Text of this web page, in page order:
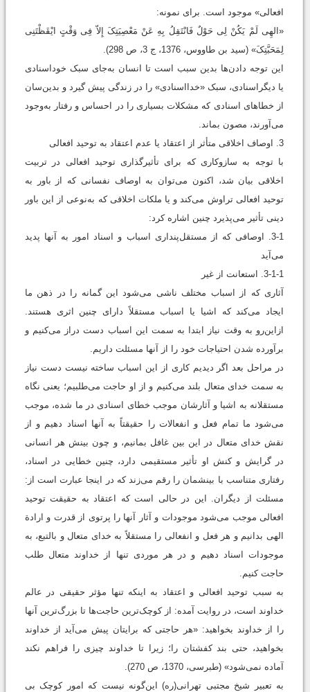
افعالی» موجود است. برای نمونه:
«الهِی لَمْ یَکُنْ لِی حَوْلٌ فَانْتَقِلُ بِهِ عَنْ مَعْصِیَتِکَ إِلاّ فِی وَقْتٍ ایْقَظْتَنِی
لِمَحَبَّتِکَ» (سید بن طاووس، 1376، ج 3، ص 298).
این توجه دادن‌ها بدین سبب است تا انسان به‌جای سبک خوداسنادی
یا دیگراسنادی، سبک «خدااسنادی» را در زندگی پیش گیرد و بدین‌سان
از خطاهای اسنادی که مشکلات بسیاری را در احساس و رفتار به‌وجود
می‌آورند، مصون بماند.
3. اوصاف اخلاقی متأثر از اعتقاد يا عدم اعتقاد به توحيد افعالی
با توجه به سازوکاری که برای تأثیرگذاری توحید افعالی در تربیت
اخلاقی بیان شد، اکنون می‌توان به اوصاف نفسانی که از باور به
توحید افعالی تراوش می‌کند و یا ملکات اخلاقی که به‌نوعی از این باور
دینی تأثیر می‌پذیرد چنین اشاره کرد:
3-1. اوصافی که از مستقل‌پنداری اسباب و اسناد امور به آنها پدید
می‌آید
3-1-1. استعانت از غیر
آثاری که از اسباب مختلف ناشی می‌شود این گمانه را در ذهن ما
ایجاد می‌کند که اشیا یا اسباب مستقلاً دارای چنین اثری هستند.
ازاین‌رو به وقت نیاز ابتدا به سمت این اسباب دست دراز می‌کنیم و
برآورده شدن احتیاجات خود را از آنها مسئلت داریم.
در مراحل بعد اگر دیدیم کاری از این اسباب ساخته نیست دست نیاز
به سمت خدای متعال بلند می‌کنیم و از او حاجت می‌طلبیم؛ یعنی نگاه
مستقلانه به اشیا و آثارشان موجب خطای اسنادی در ما شده، موجب
می‌شود ما تمام فعل و انفعالات را حقیقتاً به آنها اسناد دهیم و از
نقش خدای متعال در این بین غافل بمانیم، و چون بینش هر انسانی
در گرایش و کنش او تأثیر مستقیمی دارد، چنین خطایی در اسناد،
رفتاری متناسب با بینشمان را رقم می‌زند که در اینجا عبارت است از:
مسئلت از دیگران. این در حالی است ‌که اعتقاد به حقیقت توحید
افعالی موجب می‌شود موجودات و آثار آنها را پرتوی از قدرت و ارادة
الهی بدانیم و هر فعل و انفعالی را مستقلاً به ‌خدای متعال و بالتبع، به
موجودات اسناد دهیم و در هر موردی تنها از خداوند متعال طلب
حاجت کنیم.
به سبب توحید افعالی و اعتقاد به ‌اینکه تنها مؤثر حقیقی در عالم
خداوند است، در روایت آمده: از کوچک‌ترین حاجت‌ها تا بزرگ‌ترین آنها
را از خداوند بخواهید: «هر حاجتی که برایتان پیش می‌‌آید از خداوند
بخواهید، حتی بند کفشتان را؛ زیرا تا خداوند چیزی را فراهم نکند
آماده نمی‌شود» (طبرسی، 1370، ص 270).
به تعبیر شیخ ‌مجتبی تهرانی(ره) این‌گونه نیست که امور کوچک بی